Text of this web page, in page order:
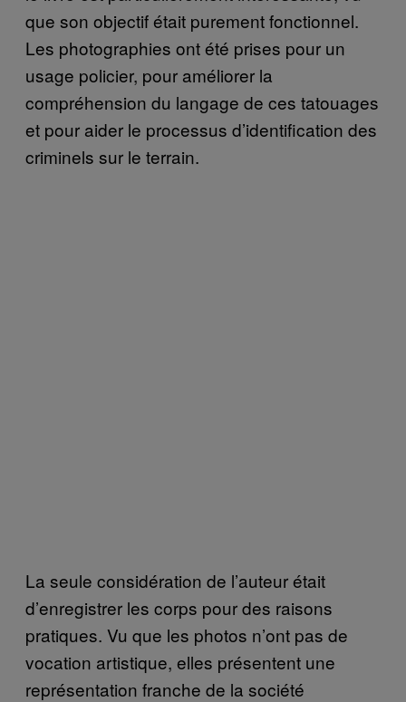
que son objectif était purement fonctionnel.
Les photographies ont été prises pour un
usage policier, pour améliorer la
compréhension du langage de ces tatouages
et pour aider le processus d’identification des
criminels sur le terrain.
La seule considération de l’auteur était
d’enregistrer les corps pour des raisons
pratiques. Vu que les photos n’ont pas de
vocation artistique, elles présentent une
représentation franche de la société